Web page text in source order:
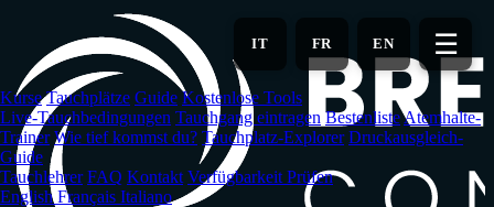
Hauptinhalt
springen
EN
FR
IT ☰
Kurse Tauchplätze Guide Kostenlose Tools
Live-Tauchbedingungen Tauchgang eintragen BestenlisteAtemhalte-
Trainer Wie tief kommst du? Tauchplatz-Explorer Druckausgleich-
Guide
Tauchlehrer FAQ Kontakt Verfügbarkeit Prüfen
EnglishFrançais Italiano